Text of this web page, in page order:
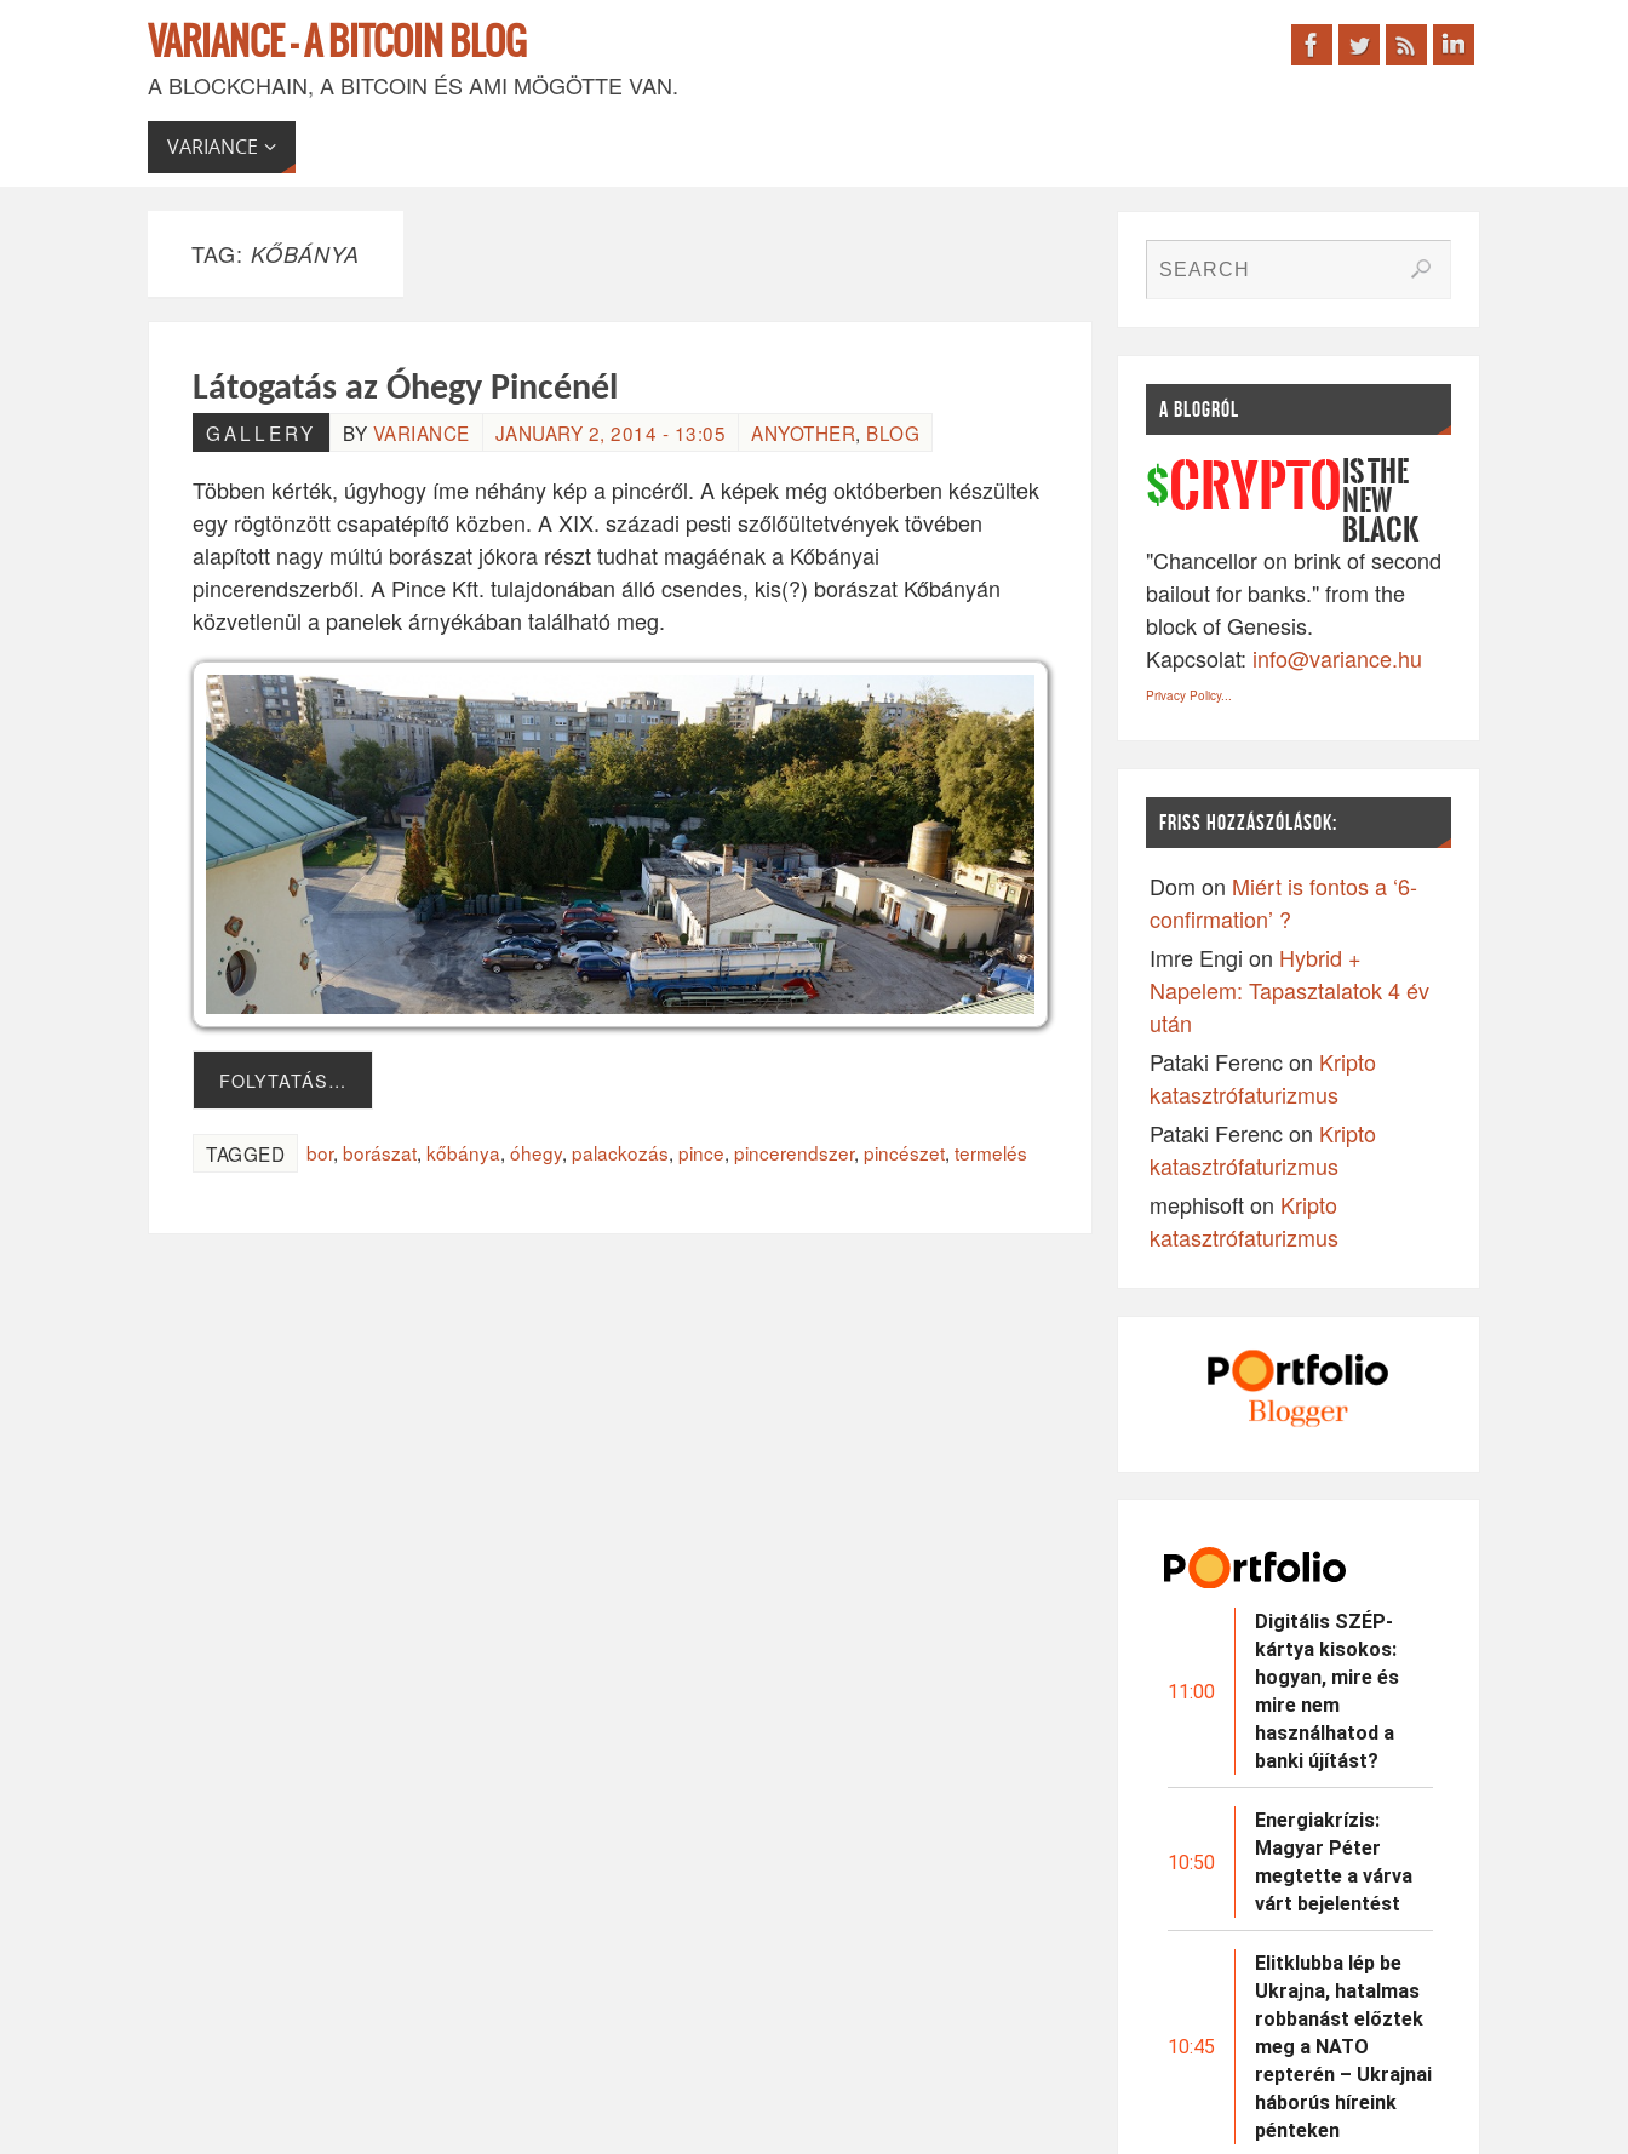
VARIANCE - A BITCOIN BLOG
A BLOCKCHAIN, A BITCOIN ÉS AMI MÖGÖTTE VAN.
VARIANCE
TAG: KŐBÁNYA
Látogatás az Óhegy Pincénél
GALLERY BY VARIANCE JANUARY 2, 2014 - 13:05 ANYOTHER, BLOG
Többen kérték, úgyhogy íme néhány kép a pincéről. A képek még októberben készültek
egy rögtönzött csapatépítő közben. A XIX. századi pesti szőlőültetvények tövében
alapított nagy múltú borászat jókora részt tudhat magáénak a Kőbányai
pincerendszerből. A Pince Kft. tulajdonában álló csendes, kis(?) borászat Kőbányán
közvetlenül a panelek árnyékában található meg.
FOLYTATÁS…
TAGGED bor, borászat, kőbánya, óhegy, palackozás, pince, pincerendszer, pincészet, termelés
A BLOGRÓL
$CRYPTO IS THE
NEW
BLACK
"Chancellor on brink of second
bailout for banks." from the
block of Genesis.
Kapcsolat: info@variance.hu
Privacy Policy...
FRISS HOZZÁSZÓLÁSOK:
Dom on Miért is fontos a ‘6-
confirmation’ ?
Imre Engi on Hybrid +
Napelem: Tapasztalatok 4 év
után
Pataki Ferencon Kripto
katasztrófaturizmus
Pataki Ferencon Kripto
katasztrófaturizmus
mephisofton Kripto
katasztrófaturizmus
11:00
Digitális SZÉP-
kártya kisokos:
hogyan, mire és
mire nem
használhatod a
banki újítást?
10:50
Energiakrízis:
Magyar Péter
megtette a várva
várt bejelentést
10:45
Elitklubba lép be
Ukrajna, hatalmas
robbanást előztek
meg a NATO
repterén – Ukrajnai
háborús híreink
pénteken